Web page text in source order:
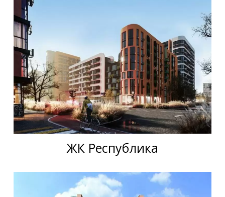
ЖК Республика